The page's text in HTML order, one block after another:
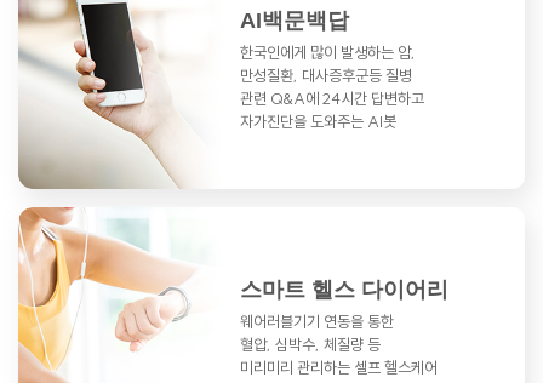
AI백문백답
한국인에게 많이 발생하는 암,
만성질환, 대사증후군등 질병
관련 Q&A에24시간 답변하고
자가진단을 도와주는 AI봇
스마트 헬스 다이어리
웨어러블기기 연동을 통한
혈압, 심박수, 체질량 등
미리미리 관리하는 셀프 헬스케어